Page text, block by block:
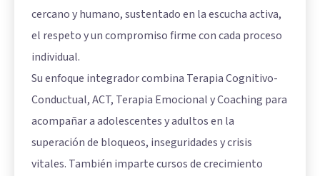
cercano y humano, sustentado en la escucha activa,
el respeto y un compromiso firme con cada proceso
individual.
Su enfoque integrador combina Terapia Cognitivo-
Conductual, ACT, Terapia Emocional y Coaching para
acompañar a adolescentes y adultos en la
superación de bloqueos, inseguridades y crisis
vitales. También imparte cursos de crecimiento